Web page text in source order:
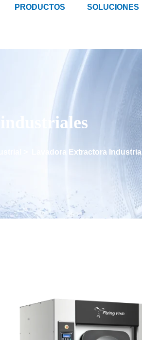
PRODUCTOS SOLUCIONES
Lavadora Extractora Industrial